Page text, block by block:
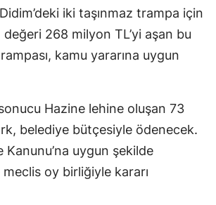
iki taşınmaz trampa için
268 milyon TL’yi aşan bu
kamu yararına uygun
Hazine lehine oluşan 73
belediye bütçesiyle ödenecek.
Kanunu’na uygun şekilde
oy birliğiyle kararı